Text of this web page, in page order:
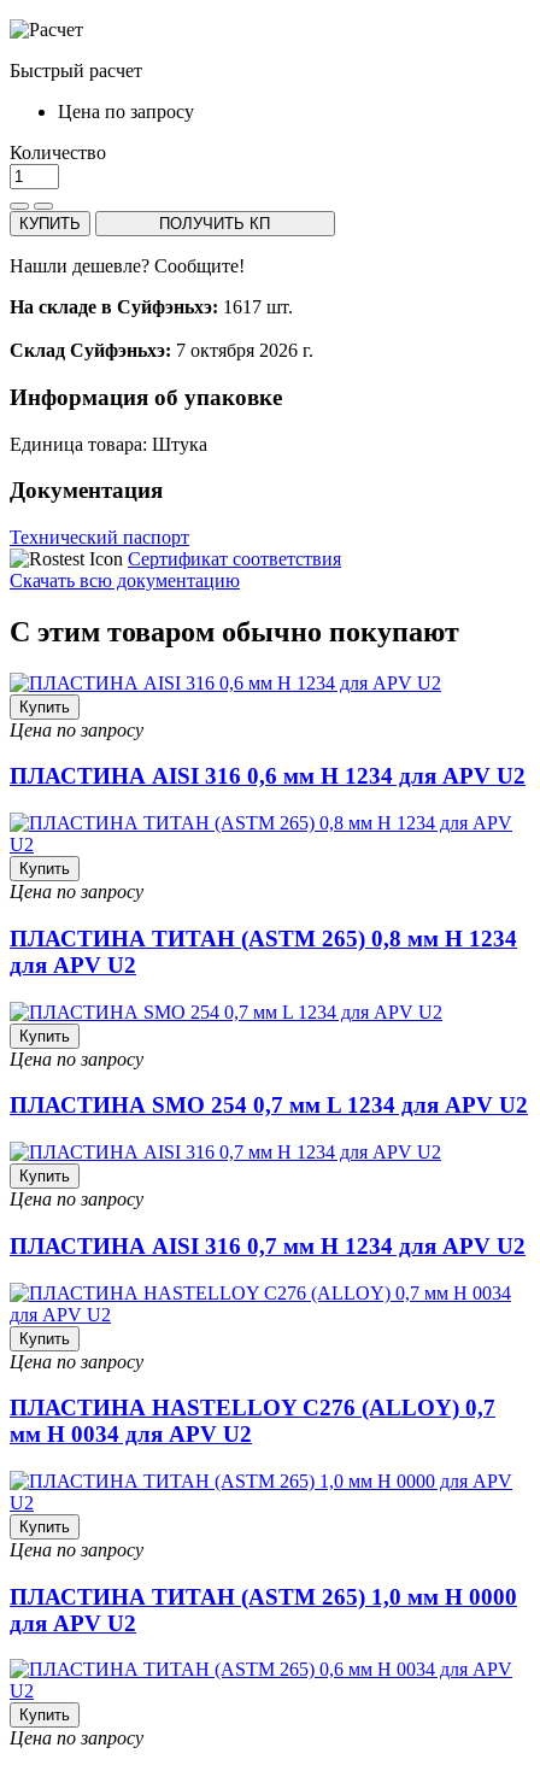
Быстрый расчет
Цена по запросу
Количество
КУПИТЬ ПОЛУЧИТЬ КП
Нашли дешевле? Сообщите!
На складе в Суйфэньхэ: 1617 шт.
Склад Суйфэньхэ: 7 октября 2026 г.
Информация об упаковке
Единица товара: Штука
Документация
Технический паспорт
Сертификат соответствия
Скачать всю документацию
С этим товаром обычно покупают
Купить
Цена по запросу
ПЛАСТИНА AISI 316 0,6 мм H 1234 для APV U2
Купить
Цена по запросу
ПЛАСТИНА ТИТАН (ASTM 265) 0,8 мм H 1234
для APV U2
Купить
Цена по запросу
ПЛАСТИНА SMO 254 0,7 мм L 1234 для APV U2
Купить
Цена по запросу
ПЛАСТИНА AISI 316 0,7 мм H 1234 для APV U2
Купить
Цена по запросу
ПЛАСТИНА HASTELLOY C276 (ALLOY) 0,7
мм H 0034 для APV U2
Купить
Цена по запросу
ПЛАСТИНА ТИТАН (ASTM 265) 1,0 мм H 0000
для APV U2
Купить
Цена по запросу